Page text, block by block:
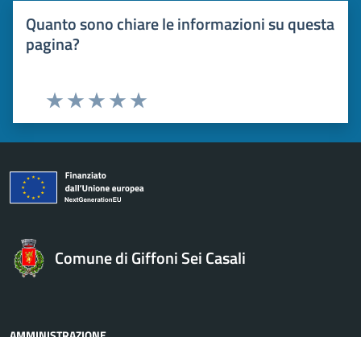
Quanto sono chiare le informazioni su questa
pagina?
Valuta 5 stelle su 5
Valuta 4 stelle su 5
Valuta 3 stelle su 5
Valuta 2 stelle su 5
Valuta 1 stelle su 5
Comune di Giffoni Sei Casali